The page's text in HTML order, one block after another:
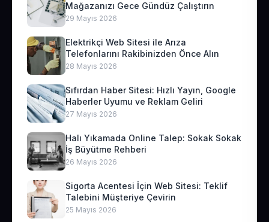
Mağazanızı Gece Gündüz Çalıştırın
29 Mayıs 2026
Elektrikçi Web Sitesi ile Arıza
Telefonlarını Rakibinizden Önce Alın
28 Mayıs 2026
Sıfırdan Haber Sitesi: Hızlı Yayın, Google
Haberler Uyumu ve Reklam Geliri
27 Mayıs 2026
Halı Yıkamada Online Talep: Sokak Sokak
İş Büyütme Rehberi
26 Mayıs 2026
Sigorta Acentesi İçin Web Sitesi: Teklif
Talebini Müşteriye Çevirin
25 Mayıs 2026